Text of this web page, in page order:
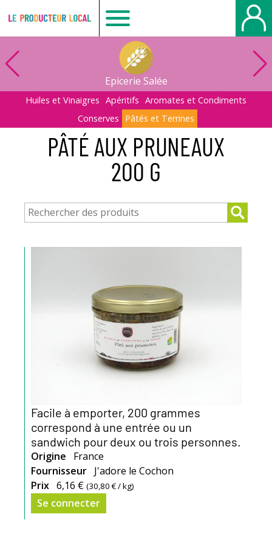
Le
producteur
local
-
Bois
Guillaume
Epicerie Salée
Huiles et Vinaigres Apéritifs Aromates et Condiments
Conserves
Pâtés et Terrines
PÂTÉ AUX PRUNEAUX
200 G
Facile à emporter, 200 grammes
correspond à une entrée ou un
sandwich pour deux ou trois personnes.
Origine
France
Fournisseur J'adore le Cochon
Prix 6,16 € (30,80 €/ kg)
Se connecter